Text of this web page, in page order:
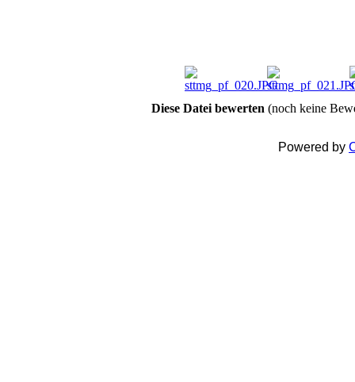
Diese Datei bewerten (noch keine
Powered by